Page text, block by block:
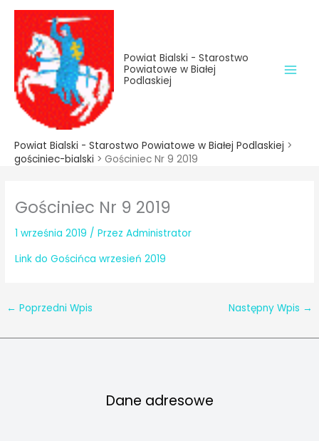
treści
Przejdź
treści
Powiat Bialski - Starostwo
Powiatowe w Białej
Podlaskiej
Powiat Bialski - Starostwo Powiatowe w Białej Podlaskiej >
gościniec-bialski > Gościniec Nr 9 2019
Gościniec Nr 9 2019
1 września 2019 / PrzezAdministrator
Link do Gościńca wrzesień 2019
← Poprzedni Wpis Następny Wpis →
Dane adresowe